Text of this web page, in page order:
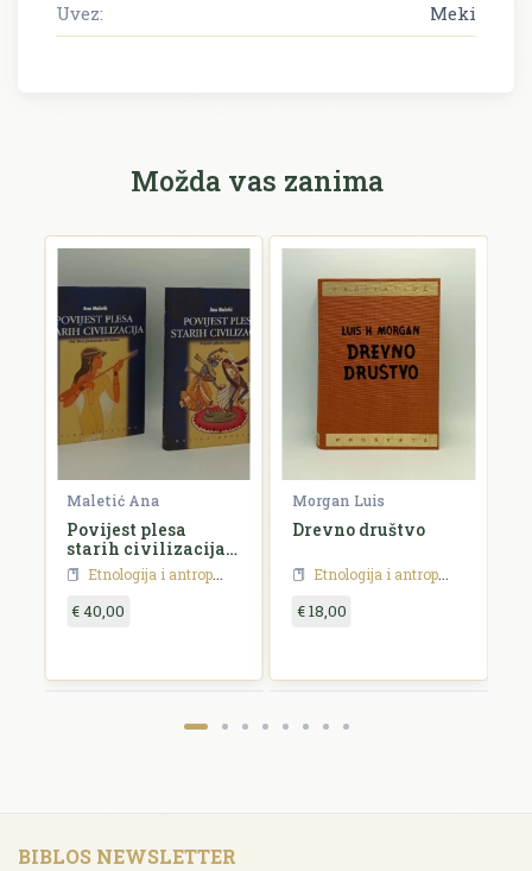
Uvez:
Meki
Možda vas zanima
Maletić Ana
Povijest plesa
starih civilizacija I
- II.Etnologija i antropologija
€ 40,00
Morgan Luis
Drevno društvo
Etnologija i antropologija
€ 18,00
BIBLOS NEWSLETTER